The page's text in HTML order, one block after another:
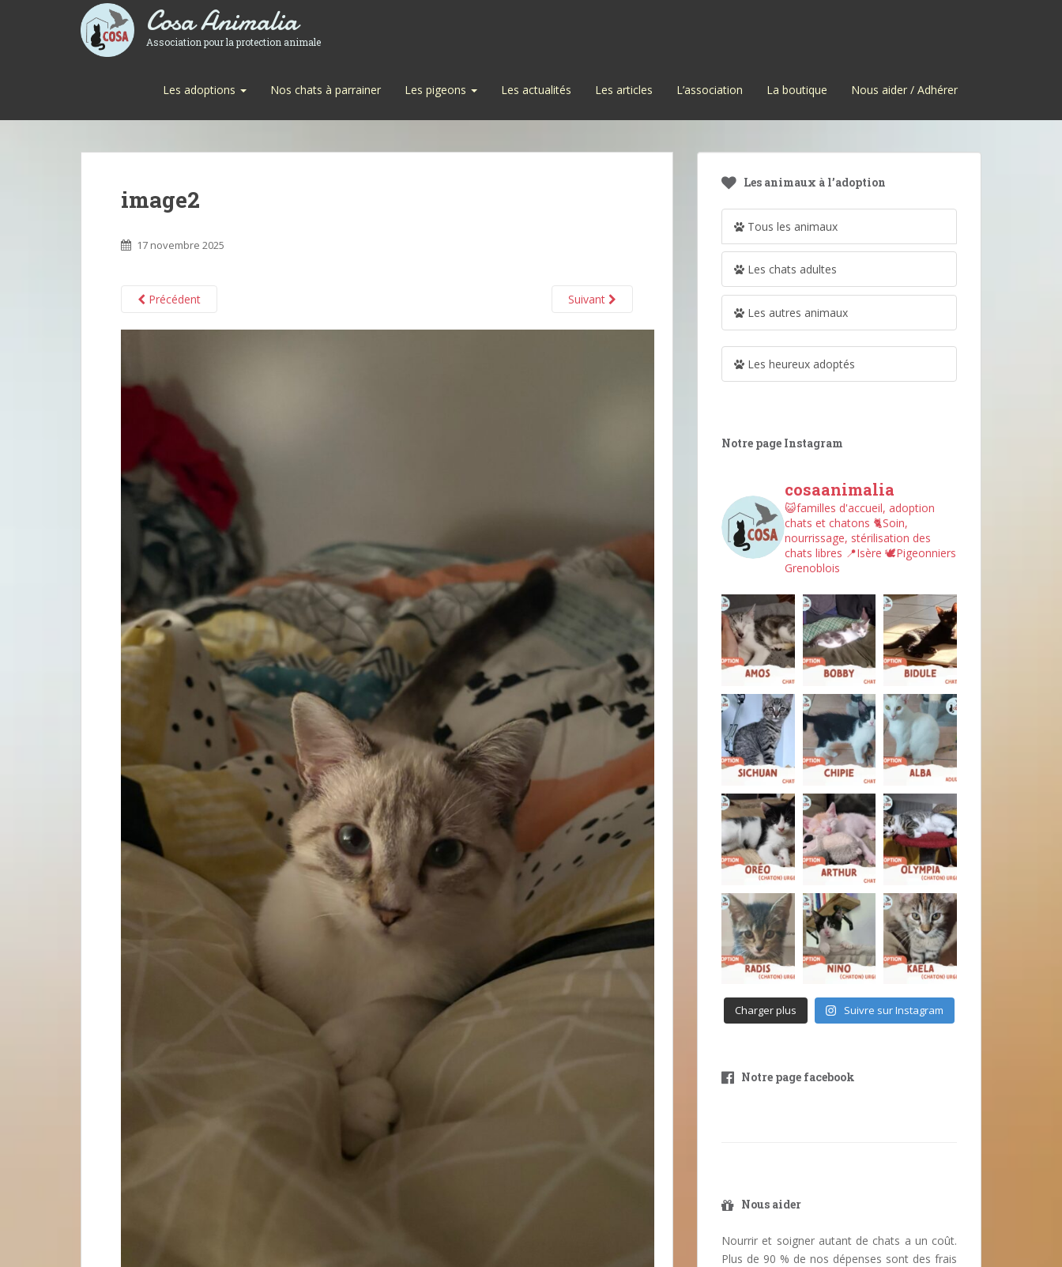
Cosa Animalia
Association pour la protection animale
Les adoptions Nos chats à parrainer Les pigeons Les actualités Les articles L’association La boutique Nous aider / Adhérer
image2
17 novembre 2025
Précédent Suivant
Les animaux à l’adoption
Tous les animaux
Les chats adultes
Les autres animaux
Les heureux adoptés
Notre page Instagram
cosaanimalia
😺familles d'accueil, adoption
chats et chatons 🐈Soin,
nourrissage, stérilisation des
chats libres 📍Isère 🕊︎Pigeonniers
Grenoblois
Charger plus Suivre sur Instagram
Notre page facebook
Nous aider
Nourrir et soigner autant de chats a un coût.
Plus de 90 % de nos dépenses sont des frais